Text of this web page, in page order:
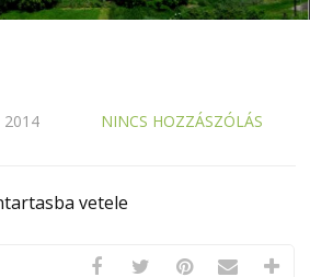
2014 NINCS HOZZÁSZÓLÁS
vetele